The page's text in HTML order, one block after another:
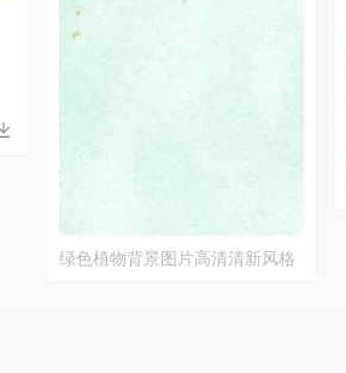
绿色植物背景图片高清清新风格